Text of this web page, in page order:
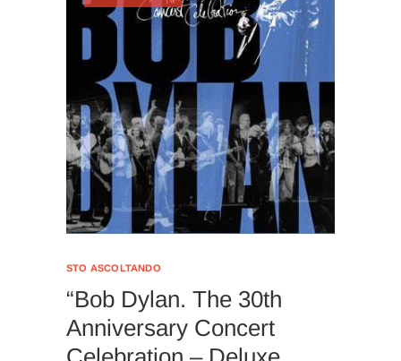
STO ASCOLTANDO
“Bob Dylan. The 30th
Anniversary Concert